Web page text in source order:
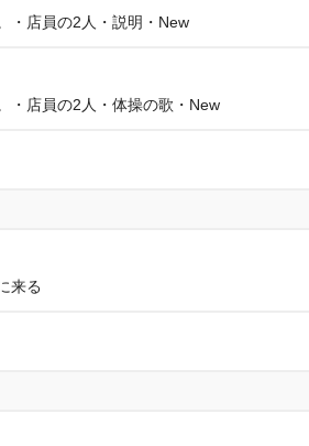
・店員の2人・説明・New
・店員の2人・体操の歌・New
来る